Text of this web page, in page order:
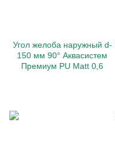
Угол желоба наружный d-
150 мм 90° Аквасистем
Премиум PU Matt 0,6